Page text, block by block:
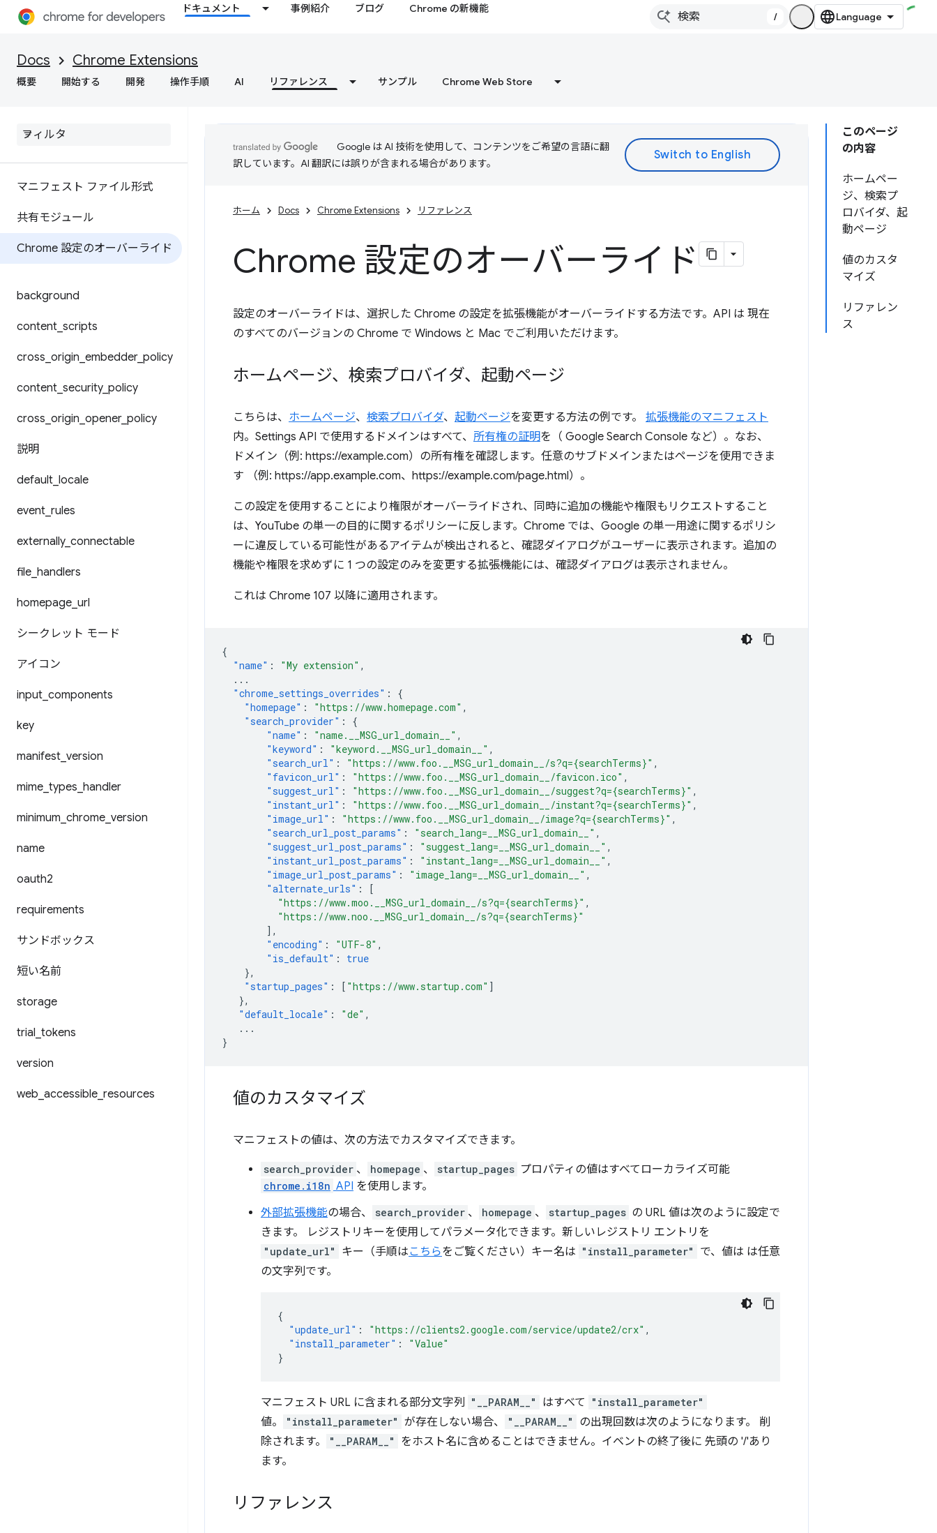
ドキュメント 事例紹介 ブログ Chrome の新機能
/
Docs Chrome Extensions
概要 開始する 開発 操作手順 AI リファレンス サンプル Chrome Web Store
マニフェスト ファイル形式
共有モジュール
Chrome 設定のオーバーライド
background
content scripts
cross origin embedder_ policy
content security_ policy
cross origin opener_ policy
説明
default locale
event rules
externally_ connectable
file handlers
homepage url
シークレット モード
アイコン
input components
key
manifest version
mime types handler
minimum chrome version
name
oauth2
requirements
サンドボックス
短い名前
storage
trial tokens
version
web accessible resources
このページ
の内容
ホームペー
ジ、検索プ
ロバイダ、起
動ページ
値のカスタ
マイズ
リファレン
ス
Google は AI 技術を使用して、コンテンツをご希望の言語に翻
訳しています。AI 翻訳には誤りが含まれる場合があります。
ホーム Docs Chrome Extensions リファレンス
Chrome 設定のオーバーライド
設定のオーバーライドは、選択した Chrome の設定を拡張機能がオーバーライドする方法です。API は 現在
のすべてのバージョンの Chrome で Windows と Mac でご利用いただけます。
ホームページ、検索プロバイダ、起動ページ
こちらは、 ホームページ、 検索プロバイダ、 起動ページを変更する方法の例です。 拡張機能のマニフェスト
内。Settings API で使用するドメインはすべて、 所有権の証明を（ Google Search Console など）。なお、
ドメイン（例: https://example.com）の所有権を確認します。任意のサブドメインまたはページを使用できま
す （例: https://app.example.com、https://example.com/page.html）。
この設定を使用することにより権限がオーバーライドされ、同時に追加の機能や権限もリクエストすること
は、YouTube の単一の目的に関するポリシーに反します。Chrome では、Google の単一用途に関するポリシ
ーに違反している可能性があるアイテムが検出されると、確認ダイアログがユーザーに表示されます。追加の
機能や権限を求めずに 1 つの設定のみを変更する拡張機能には、確認ダイアログは表示されません。
これは Chrome 107 以降に適用されます。
{
"name" : "My extension" ,
...
"chrome_settings_overrides" :
{
"homepage" : "https://www.homepage.com" ,
"search_provider" :
{
"name" : "name.__MSG_url_domain__" ,
"keyword" : "keyword.__MSG_url_domain__" ,
"search_url" : "https://www.foo.__MSG_url_domain__/s?q={searchTerms}" ,
"favicon_url" : "https://www.foo.__MSG_url_domain__/favicon.ico" ,
"suggest_url" : "https://www.foo.__MSG_url_domain__/suggest?q={searchTerms}" ,
"instant_url" : "https://www.foo.__MSG_url_domain__/instant?q={searchTerms}" ,
"image_url" : "https://www.foo.__MSG_url_domain__/image?q={searchTerms}" ,
"search_url_post_params" : "search_lang=__MSG_url_domain__" ,
"suggest_url_post_params" : "suggest_lang=__MSG_url_domain__" ,
"instant_url_post_params" : "instant_lang=__MSG_url_domain__" ,
"image_url_post_params" : "image_lang=__MSG_url_domain__" ,
"alternate_urls" :
[
"https://www.moo.__MSG_url_domain__/s?q={searchTerms}" ,
"https://www.noo.__MSG_url_domain__/s?q={searchTerms}"
],
"encoding" : "UTF-8" ,
"is_default" :
true
},
"startup_pages" : [ "https://www.startup.com" ]
},
"default_locale" : "de" ,
...
}
値のカスタマイズ
マニフェストの値は、次の方法でカスタマイズできます。
search_provider 、 homepage 、 startup_pages プロパティの値はすべてローカライズ可能
chrome.i18n API を使用します。
外部拡張機能の場合、 search_provider 、 homepage 、 startup_pages の URL 値は次のように設定で
きます。 レジストリキーを使用してパラメータ化できます。新しいレジストリ エントリを
"update_url" キー（手順はこちらをご覧ください）キー名は "install_parameter"
で、値は は任意
の文字列です。
{
"update_url" : "https://clients2.google.com/service/update2/crx" ,
"install_parameter" :
"Value"
}
マニフェスト URL に含まれる部分文字列 "__PARAM__" はすべて "install_parameter"
値。 "install_parameter" が存在しない場合、 "__PARAM__"
の出現回数は次のようになります。 削
除されます。
"__PARAM__"
をホスト名に含めることはできません。イベントの終了後に 先頭の '/'あり
ます。
リファレンス